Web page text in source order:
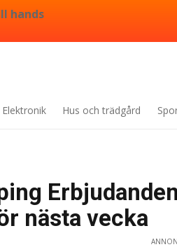
hands
Elektronik Hus och trädgård
nästa vecka